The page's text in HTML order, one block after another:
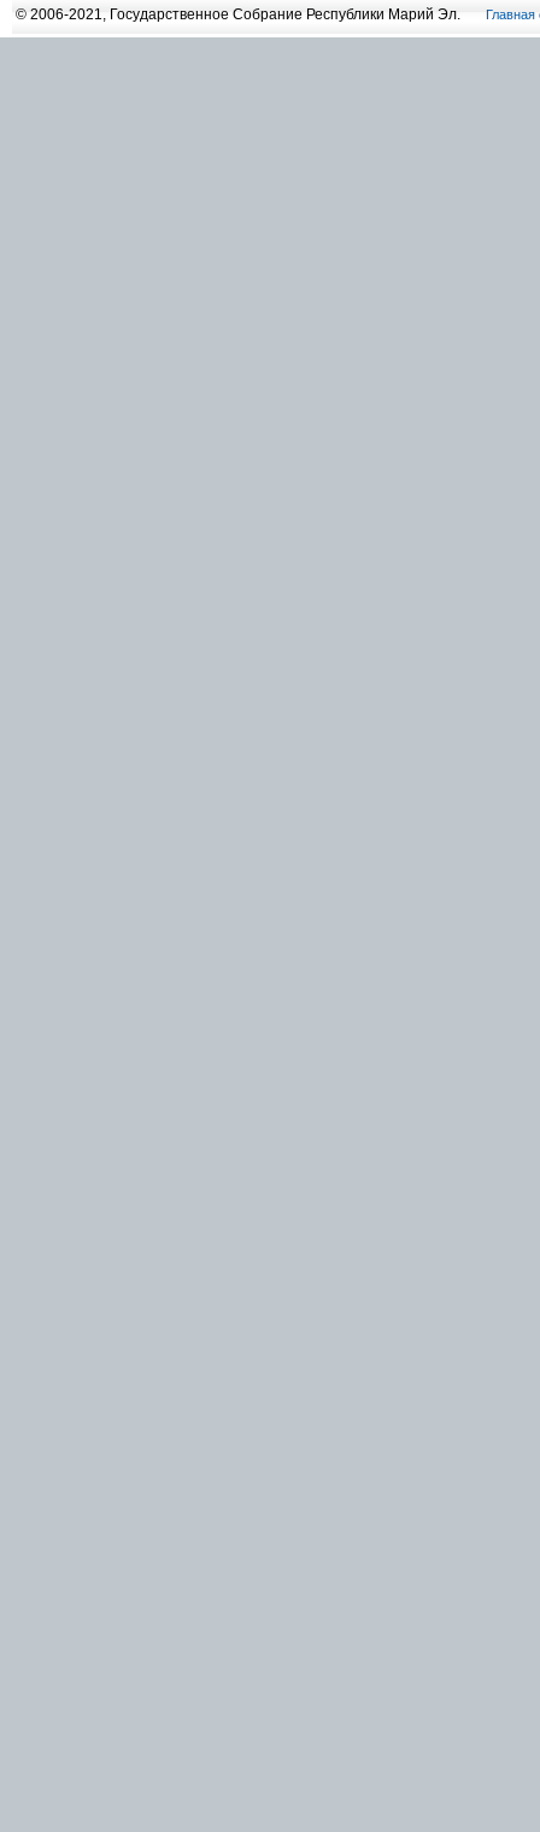
© 2006-2021, Государственное Собрание Республики Марий Эл. Главная